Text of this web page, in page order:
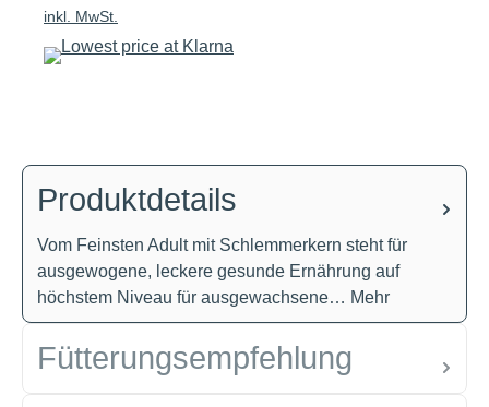
inkl. MwSt.
Produktdetails
Vom Feinsten Adult mit Schlemmerkern steht für
ausgewogene, leckere gesunde Ernährung auf
höchstem Niveau für ausgewachsene… Mehr
Fütterungsempfehlung